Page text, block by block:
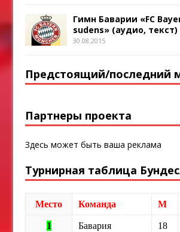
Гимн Баварии «FC
sudens» (аудио, текст)
30.08.2015
Предстоящий/последний
Партнеры проекта
Здесь может быть ваша реклама
Турнирная таблица
Место Команда М
1 Бавария 18